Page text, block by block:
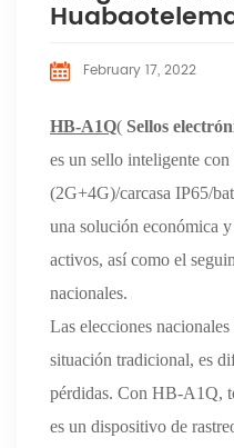
February 17, 2022
HB-A1Q( Sellos
es un sello inteligente
(2G+4G)/carcasa IP65/
una solución económica
activos, así como el
nacionales.
Las elecciones
situación tradicional, es
pérdidas. Con HB-A1Q,
es un dispositivo de